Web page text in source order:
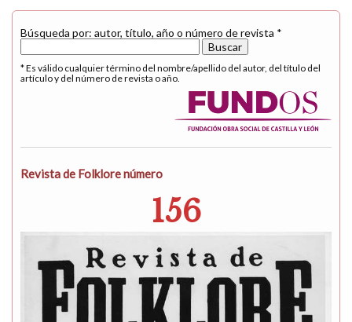
Búsqueda por: autor, título, año o número de revista *
* Es válido cualquier término del nombre/apellido del autor, del título del
artículo y del número de revista o año.
Revista de Folklore número
156